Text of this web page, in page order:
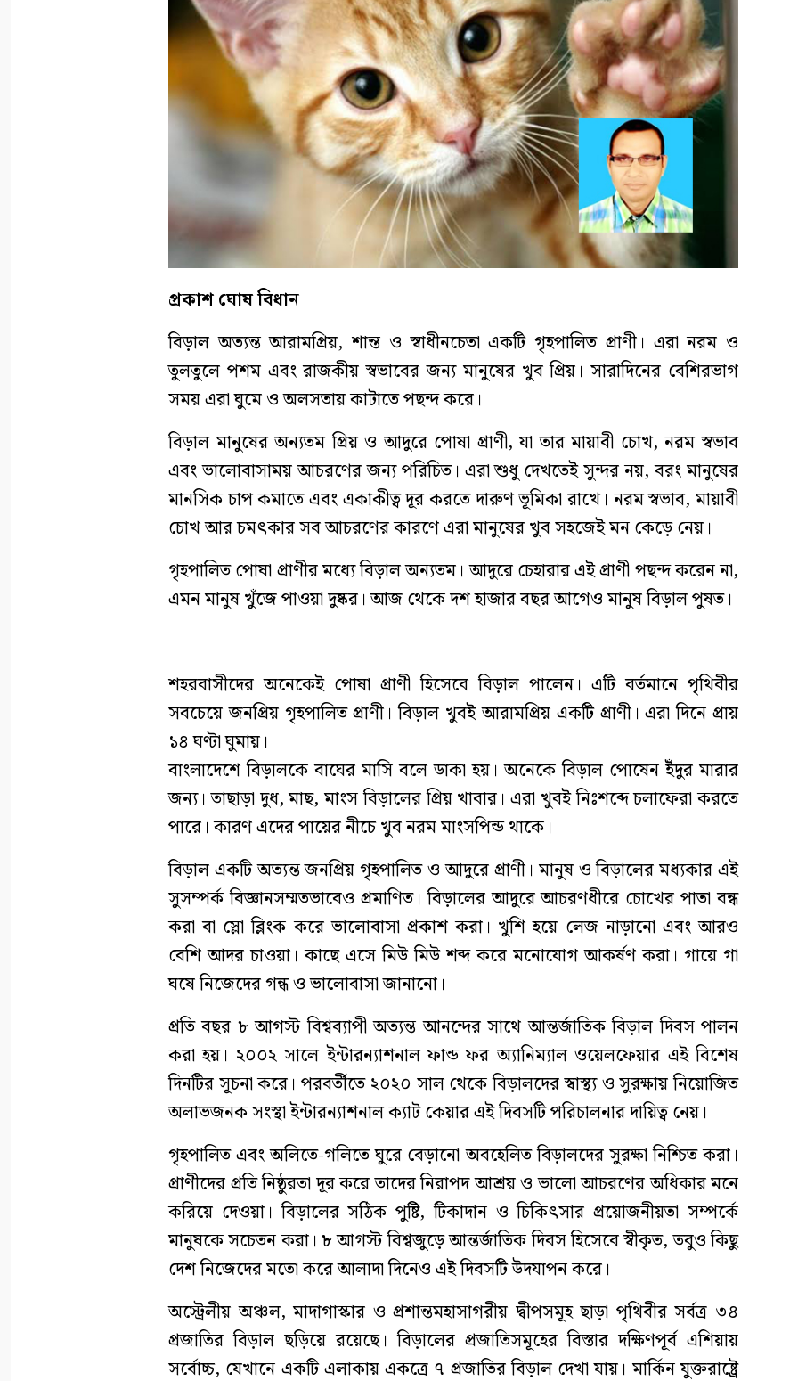
প্রকাশ ঘোষ বিধান
বিড়াল অত্যন্ত আরামপ্রিয়, শান্ত ও স্বাধীনচেতা একটি গৃহপালিত প্রাণী। এরা নরম ও
তুলতুলে পশম এবং রাজকীয় স্বভাবের জন্য মানুষের খুব প্রিয়। সারাদিনের বেশিরভাগ
সময় এরা ঘুমে ও অলসতায় কাটাতে পছন্দ করে।
বিড়াল মানুষের অন্যতম প্রিয় ও আদুরে পোষা প্রাণী, যা তার মায়াবী চোখ, নরম স্বভাব
এবং ভালোবাসাময় আচরণের জন্য পরিচিত। এরা শুধু দেখতেই সুন্দর নয়, বরং মানুষের
মানসিক চাপ কমাতে এবং একাকীত্ব দূর করতে দারুণ ভূমিকা রাখে। নরম স্বভাব, মায়াবী
চোখ আর চমৎকার সব আচরণের কারণে এরা মানুষের খুব সহজেই মন কেড়ে নেয়।
গৃহপালিত পোষা প্রাণীর মধ্যে বিড়াল অন্যতম। আদুরে চেহারার এই প্রাণী পছন্দ করেন না,
এমন মানুষ খুঁজে পাওয়া দুষ্কর। আজ থেকে দশ হাজার বছর আগেও মানুষ বিড়াল পুষত।
শহরবাসীদের অনেকেই পোষা প্রাণী হিসেবে বিড়াল পালেন। এটি বর্তমানে পৃথিবীর
সবচেয়ে জনপ্রিয় গৃহপালিত প্রাণী। বিড়াল খুবই আরামপ্রিয় একটি প্রাণী। এরা দিনে প্রায়
১৪ ঘণ্টা ঘুমায়।
বাংলাদেশে বিড়ালকে বাঘের মাসি বলে ডাকা হয়। অনেকে বিড়াল পোষেন ইঁদুর মারার
জন্য। তাছাড়া দুধ, মাছ, মাংস বিড়ালের প্রিয় খাবার। এরা খুবই নিঃশব্দে চলাফেরা করতে
পারে। কারণ এদের পায়ের নীচে খুব নরম মাংসপিন্ড থাকে।
বিড়াল একটি অত্যন্ত জনপ্রিয় গৃহপালিত ও আদুরে প্রাণী। মানুষ ও বিড়ালের মধ্যকার এই
সুসম্পর্ক বিজ্ঞানসম্মতভাবেও প্রমাণিত। বিড়ালের আদুরে আচরণধীরে চোখের পাতা বন্ধ
করা বা স্লো ব্লিংক করে ভালোবাসা প্রকাশ করা। খুশি হয়ে লেজ নাড়ানো এবং আরও
বেশি আদর চাওয়া। কাছে এসে মিউ মিউ শব্দ করে মনোযোগ আকর্ষণ করা। গায়ে গা
ঘষে নিজেদের গন্ধ ও ভালোবাসা জানানো।
প্রতি বছর ৮ আগস্ট বিশ্বব্যাপী অত্যন্ত আনন্দের সাথে আন্তর্জাতিক বিড়াল দিবস পালন
করা হয়। ২০০২ সালে ইন্টারন্যাশনাল ফান্ড ফর অ্যানিম্যাল ওয়েলফেয়ার এই বিশেষ
দিনটির সূচনা করে। পরবর্তীতে ২০২০ সাল থেকে বিড়ালদের স্বাস্থ্য ও সুরক্ষায় নিয়োজিত
অলাভজনক সংস্থা ইন্টারন্যাশনাল ক্যাট কেয়ার এই দিবসটি পরিচালনার দায়িত্ব নেয়।
গৃহপালিত এবং অলিতে-গলিতে ঘুরে বেড়ানো অবহেলিত বিড়ালদের সুরক্ষা নিশ্চিত করা।
প্রাণীদের প্রতি নিষ্ঠুরতা দূর করে তাদের নিরাপদ আশ্রয় ও ভালো আচরণের অধিকার মনে
করিয়ে দেওয়া। বিড়ালের সঠিক পুষ্টি, টিকাদান ও চিকিৎসার প্রয়োজনীয়তা সম্পর্কে
মানুষকে সচেতন করা। ৮ আগস্ট বিশ্বজুড়ে আন্তর্জাতিক দিবস হিসেবে স্বীকৃত, তবুও কিছু
দেশ নিজেদের মতো করে আলাদা দিনেও এই দিবসটি উদযাপন করে।
অস্ট্রেলীয় অঞ্চল, মাদাগাস্কার ও প্রশান্তমহাসাগরীয় দ্বীপসমূহ ছাড়া পৃথিবীর সর্বত্র ৩৪
প্রজাতির বিড়াল ছড়িয়ে রয়েছে। বিড়ালের প্রজাতিসমূহের বিস্তার দক্ষিণপূর্ব এশিয়ায়
সর্বোচ্চ, যেখানে একটি এলাকায় একত্রে ৭ প্রজাতির বিড়াল দেখা যায়। মার্কিন যুক্তরাষ্ট্রে